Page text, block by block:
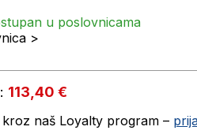
u poslovnicama
>
113,40 €
naš Loyalty program –